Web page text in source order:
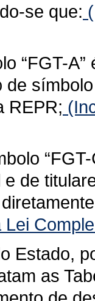
se que:
“FGT-
REPR;
de
Estado,
as